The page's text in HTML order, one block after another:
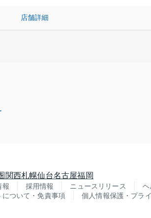
店舗詳細
関西札幌仙台名古屋福岡
報 採用情報 ニュースリリース
について・免責事項
個人情報保護・プラ